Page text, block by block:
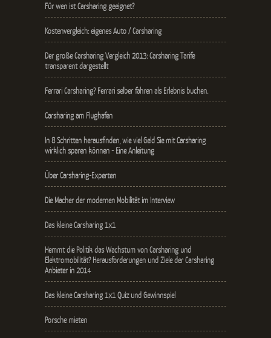
Für wen ist Carsharing geeignet?
Kostenvergleich: eigenes Auto / Carsharing
Der große Carsharing Vergleich 2013: Carsharing Tarife
transparent dargestellt
Ferrari Carsharing? Ferrari selber fahren als Erlebnis buchen.
Carsharing am Flughafen
In 8 Schritten herausfinden, wie viel Geld Sie mit Carsharing
wirklich sparen können - Eine Anleitung
Über Carsharing-Experten
Die Macher der modernen Mobilität im Interview
Das kleine Carsharing 1x1
Hemmt die Politik das Wachstum von Carsharing und
Elektromobilität? Herausforderungen und Ziele der Carsharing
Anbieter in 2014
Das kleine Carsharing 1x1 Quiz und Gewinnspiel
Porsche mieten